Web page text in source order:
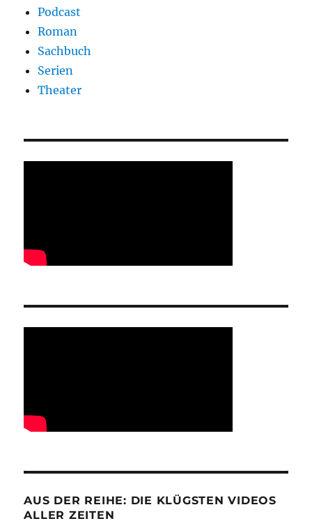
Podcast
Roman
Sachbuch
Serien
Theater
AUS DER REIHE: DIE KLÜGSTEN VIDEOS
ALLER ZEITEN